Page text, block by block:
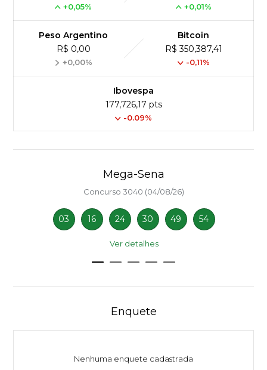
+0,05% +0,01%
Peso Argentino
R$ 0,00
+0,00%
Bitcoin
R$ 350,387,41
-0,11%
Ibovespa
177,726,17 pts
-0.09%
Mega-Sena
Concurso 3040 (04/08/26)
03 16 24 30 49 54
Ver detalhes
Enquete
Nenhuma enquete cadastrada